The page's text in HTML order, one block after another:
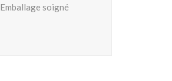
Emballage soigné